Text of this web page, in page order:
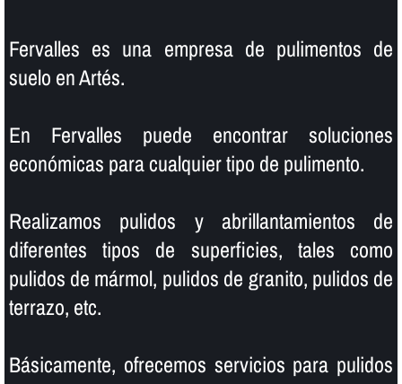
Fervalles es una empresa de pulimentos de
suelo en Artés.
En Fervalles puede encontrar soluciones
económicas para cualquier tipo de pulimento.
Realizamos pulidos y abrillantamientos de
diferentes tipos de superficies, tales como
pulidos de mármol, pulidos de granito, pulidos de
terrazo, etc.
Básicamente, ofrecemos servicios para pulidos